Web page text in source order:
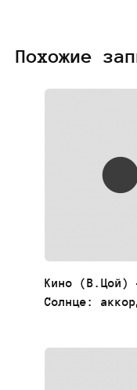
Похожие
Кино (В.Цой)
Солнце: